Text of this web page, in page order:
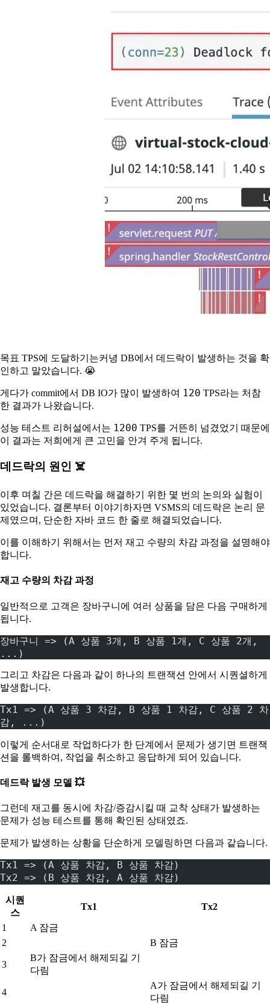
목표 TPS에 도달하기는커녕 DB에서 데드락이 발생하는 것을 확
인하고 말았습니다. 😭
게다가 commit에서 DB IO가 많이 발생하여 120 TPS라는 처참
한 결과가 나왔습니다.
성능 테스트 리허설에서는 1200 TPS를 거뜬히 넘겼었기 때문에
이 결과는 저희에게 큰 고민을 안겨 주게 됩니다.
데드락의 원인 ☠️
이후 며칠 간은 데드락을 해결하기 위한 몇 번의 논의와 실험이
있었습니다. 결론부터 이야기하자면 VSMS의 데드락은 논리 문
제였으며, 단순한 자바 코드 한 줄로 해결되었습니다.
이를 이해하기 위해서는 먼저 재고 수량의 차감 과정을 설명해야
합니다.
재고 수량의 차감 과정
일반적으로 고객은 장바구니에 여러 상품을 담은 다음 구매하게
됩니다.
장바구니 => (A 상품 3개, B 상품 1개, C 상품 2개,
...)
그리고 차감은 다음과 같이 하나의 트랜잭션 안에서 시퀀셜하게
발생합니다.
Tx1 => (A 상품 3 차감, B 상품 1 차감, C 상품 2 차
감, ...)
이렇게 순서대로 작업하다가 한 단계에서 문제가 생기면 트랜잭
션을 롤백하여, 작업을 취소하고 응답하게 되어 있습니다.
데드락 발생 모델 💥
그런데 재고를 동시에 차감/증감시킬 때 교착 상태가 발생하는
문제가 성능 테스트를 통해 확인된 상태였죠.
문제가 발생하는 상황을 단순하게 모델링하면 다음과 같습니다.
Tx1 => (A 상품 차감, B 상품 차감)
Tx2 => (B 상품 차감, A 상품 차감)
시퀀
스
Tx1 Tx2
1
A 잠금
2
B 잠금
3
B가 잠금에서 해제되길 기
다림
4
A가 잠금에서 해제되길 기
다림